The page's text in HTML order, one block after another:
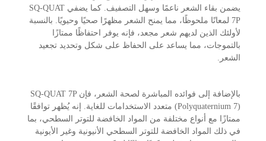
يضمن بقاء الشعر ناعمًا وسهل التصفيف. كما يضفي SQ-QUAT
7P لمعانًا ملحوظًا، مما يمنح الشعر مظهرًا صحيًا وحيويًا. بالنسبة
لأولئك الذين لديهم شعر مجعد، فإنه يوفر احتفاظًا ممتازًا
بالتموجات، مما يساعد على الحفاظ على شكل وتحديد تجعيد
الشعر.
بالإضافة إلى فوائده المباشرة لصحة الشعر، فإن SQ-QUAT 7P
(Polyquaternium 7) متعدد الاستخدامات للغاية. إنه يُظهر توافقًا
ممتازًا مع أنواع مختلفة من المواد الخافضة للتوتر السطحي، بما
في ذلك المواد الخافضة للتوتر السطحي الأنيونية وغير الأيونية